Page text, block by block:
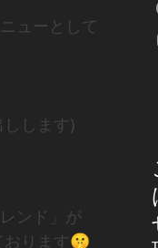
ューとして
します)
ンド」が
おります🤫